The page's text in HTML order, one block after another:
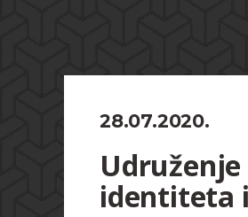
28.07.2020.
identiteta